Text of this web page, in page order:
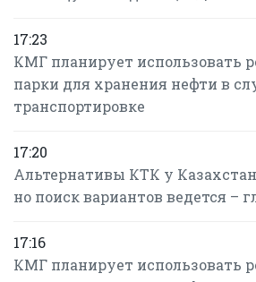
17:23
КМГ планирует использовать
парки для хранения нефти в
транспортировке
17:20
Альтернативы КТК у
но поиск вариантов ведется –
17:16
КМГ планирует использовать